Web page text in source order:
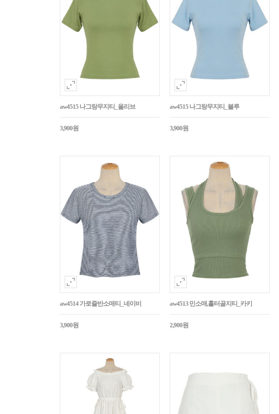
aw4515 나그랑무지티_올리브
3,900원
aw4515 나그랑무지티_블루
3,900원
aw4514 가로줄반소매티_네이비
3,900원
aw4513 민소매,홀터골지티_카키
2,900원